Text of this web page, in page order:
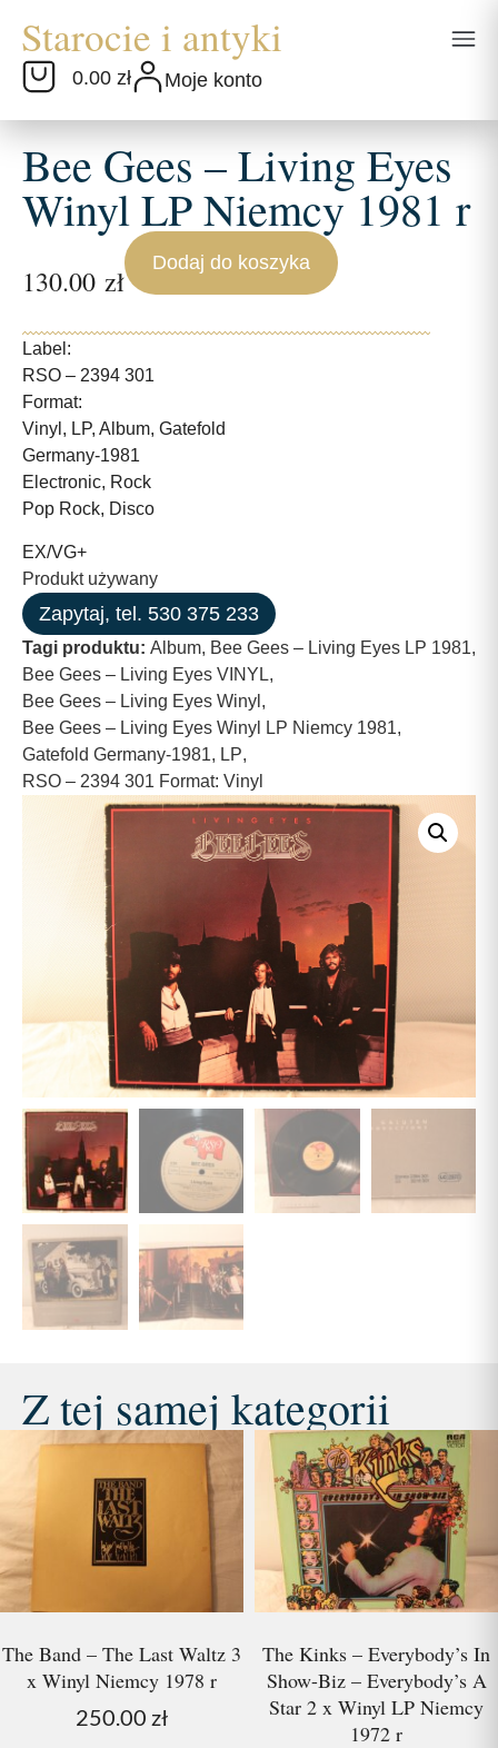
0.00 zł Moje konto
Bee Gees – Living Eyes
Winyl LP Niemcy 1981 r
130.00 zł
Dodaj do koszyka
Label:
RSO – 2394 301
Format:
Vinyl, LP, Album, Gatefold
Germany-1981
Electronic, Rock
Pop Rock, Disco
EX/VG+
Produkt używany
Zapytaj, tel. 530 375 233
Tagi produktu: Album, Bee Gees – Living Eyes LP 1981,
Bee Gees – Living Eyes VINYL,
Bee Gees – Living Eyes Winyl ,
Bee Gees – Living Eyes Winyl LP Niemcy 1981,
Gatefold Germany-1981, LP,
RSO – 2394 301 Format: Vinyl
Z tej samej kategorii
The Band – The Last Waltz 3
x Winyl Niemcy 1978 r
250.00 zł
The Kinks – Everybody’s In
Show-Biz – Everybody’s A
Star 2 x Winyl LP Niemcy
1972 r